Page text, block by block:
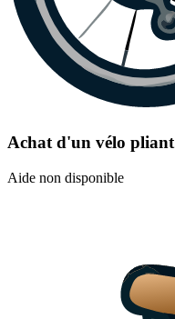
Achat d'un vélo pliant
Aide non disponible